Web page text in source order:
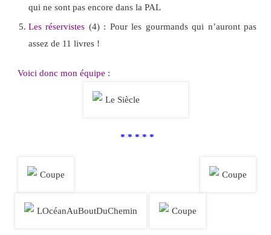
qui ne sont pas encore dans la PAL
Les réservistes (4) : Pour les gourmands qui n’auront pas
assez de 11 livres !
Voici donc mon équipe :
* * * * *